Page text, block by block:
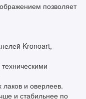
позволяет
Kronoart,
и оверлеев.
и стабильнее по